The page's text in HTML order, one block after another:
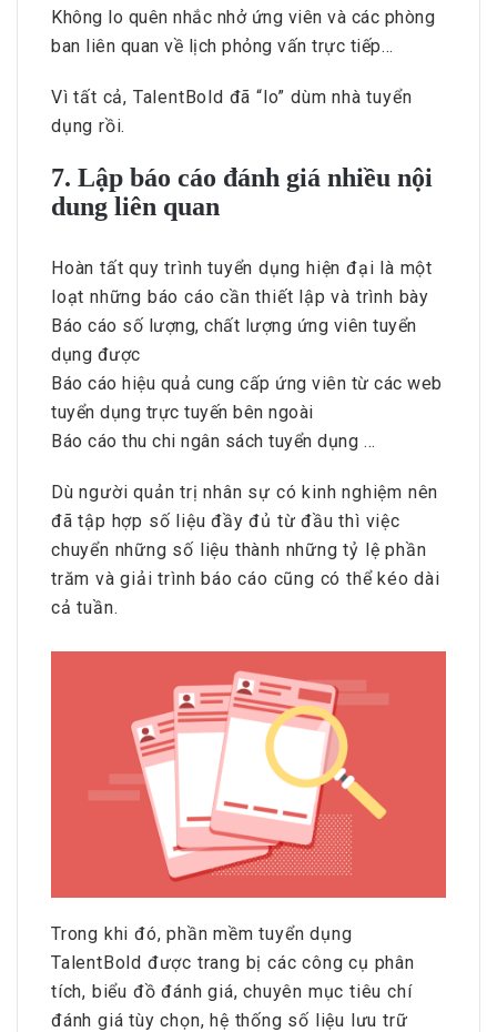
Không lo quên nhắc nhở ứng viên và các phòng
ban liên quan về lịch phỏng vấn trực tiếp…
Vì tất cả, TalentBold đã “lo” dùm nhà tuyển
dụng rồi.
7. Lập báo cáo đánh giá nhiều nội
dung liên quan
Hoàn tất quy trình tuyển dụng hiện đại là một
loạt những báo cáo cần thiết lập và trình bày
Báo cáo số lượng, chất lượng ứng viên tuyển
dụng được
Báo cáo hiệu quả cung cấp ứng viên từ các web
tuyển dụng trực tuyến bên ngoài
Báo cáo thu chi ngân sách tuyển dụng …
Dù người quản trị nhân sự có kinh nghiệm nên
đã tập hợp số liệu đầy đủ từ đầu thì việc
chuyển những số liệu thành những tỷ lệ phần
trăm và giải trình báo cáo cũng có thể kéo dài
cả tuần.
Trong khi đó, phần mềm tuyển dụng
TalentBold được trang bị các công cụ phân
tích, biểu đồ đánh giá, chuyên mục tiêu chí
đánh giá tùy chọn, hệ thống số liệu lưu trữ